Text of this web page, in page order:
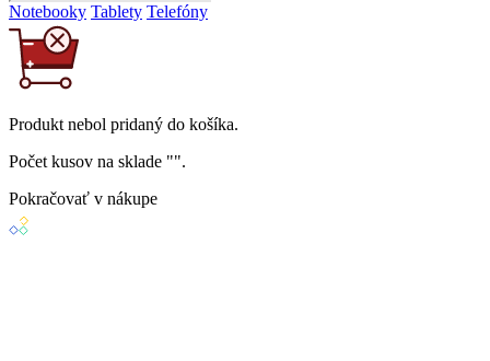
Notebooky Tablety Telefóny
Produkt nebol pridaný do košíka.
Počet kusov na sklade "".
Pokračovať v nákupe